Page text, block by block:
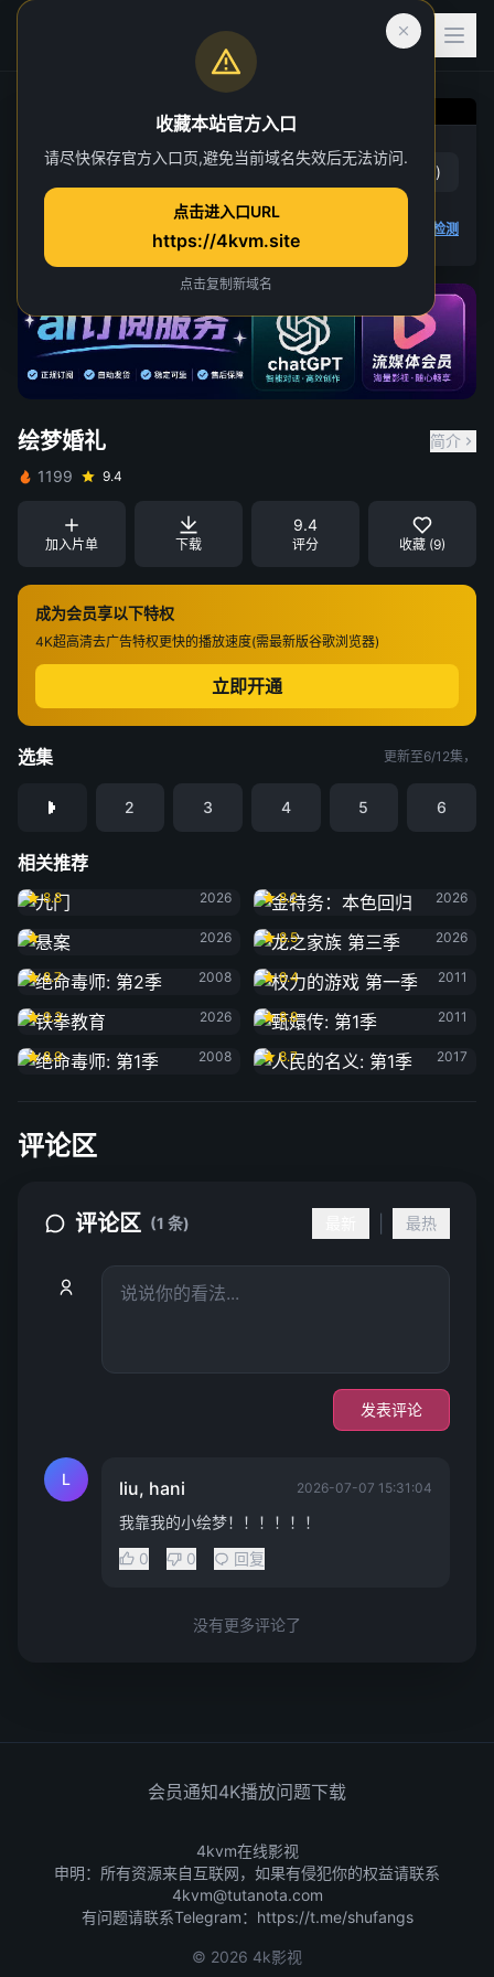
绘梦婚礼
第 1 集
赞 ( 1) 踩 )
播放检测
绘梦婚礼
简介
1199
9.4
加入片单 下载
9.4
评分 收藏 (9)
成为会员享以下特权
4K超高清去广告特权更快的播放速度(需最新版谷歌浏览器)
立即开通
选集 更新至6/12集，
2 3 4 5 6
相关推荐
九门
8.8
2026
8.2
2026
悬案
2026
龙之家族 第三季
8.5
2026
绝命毒师: 第2季
8.7
2008
权力的游戏 第一季
8.4
2011
铁拳教育
9.3
2026
甄嬛传: 第1季
8.8
2011
绝命毒师: 第1季
8.9
2008
人民的名义: 第1季
8.7
2017
评论区
评论区 (1 条) 最热
发表评论
L liu, hani 2026-07-07 15:31:04
我靠我的小绘梦！！！！！！
0
0 回复
没有更多评论了
会员通知4K播放问题下载
4kvm在线影视
申明：所有资源来自互联网，如果有侵犯你的权益请联系
4kvm@tutanota.com
有问题请联系Telegram： https://t.me/shufangs
© 2026 4k影视
收藏本站官方入口
请尽快保存官方入口页,避免当前域名失效后无法访问.
点击进入口URL
https://4kvm.site
点击复制新域名